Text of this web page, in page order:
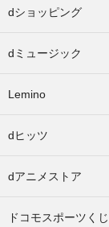
dショッピング
dミュージック
Lemino
dヒッツ
dアニメストア
ドコモスポーツくじ